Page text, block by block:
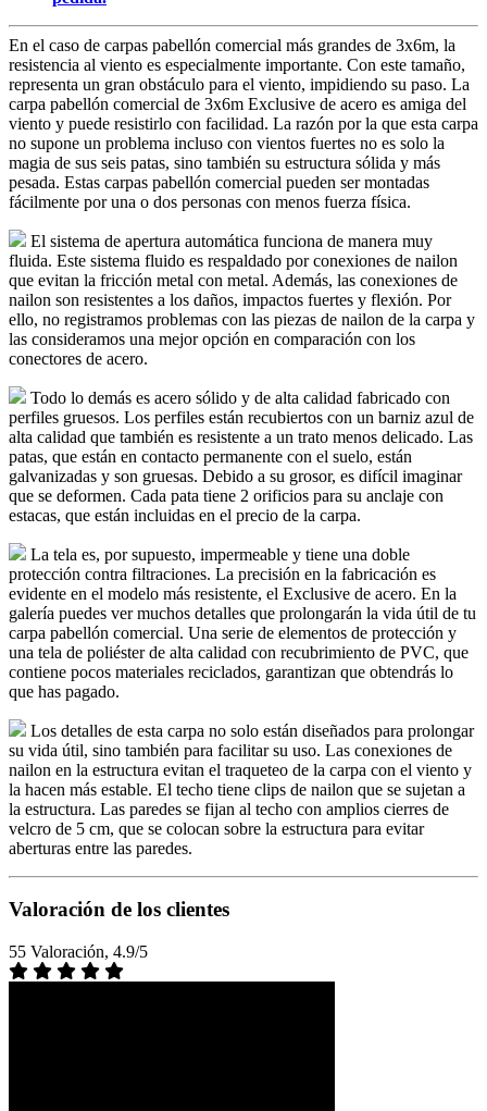
En el caso de carpas pabellón comercial más grandes de 3x6m, la
resistencia al viento es especialmente importante. Con este tamaño,
representa un gran obstáculo para el viento, impidiendo su paso. La
carpa pabellón comercial de 3x6m Exclusive de acero es amiga del
viento y puede resistirlo con facilidad. La razón por la que esta carpa
no supone un problema incluso con vientos fuertes no es solo la
magia de sus seis patas, sino también su estructura sólida y más
pesada. Estas carpas pabellón comercial pueden ser montadas
fácilmente por una o dos personas con menos fuerza física.
El sistema de apertura automática funciona de manera muy
fluida. Este sistema fluido es respaldado por conexiones de nailon
que evitan la fricción metal con metal. Además, las conexiones de
nailon son resistentes a los daños, impactos fuertes y flexión. Por
ello, no registramos problemas con las piezas de nailon de la carpa y
las consideramos una mejor opción en comparación con los
conectores de acero.
Todo lo demás es acero sólido y de alta calidad fabricado con
perfiles gruesos. Los perfiles están recubiertos con un barniz azul de
alta calidad que también es resistente a un trato menos delicado. Las
patas, que están en contacto permanente con el suelo, están
galvanizadas y son gruesas. Debido a su grosor, es difícil imaginar
que se deformen. Cada pata tiene 2 orificios para su anclaje con
estacas, que están incluidas en el precio de la carpa.
La tela es, por supuesto, impermeable y tiene una doble
protección contra filtraciones. La precisión en la fabricación es
evidente en el modelo más resistente, el Exclusive de acero. En la
galería puedes ver muchos detalles que prolongarán la vida útil de tu
carpa pabellón comercial. Una serie de elementos de protección y
una tela de poliéster de alta calidad con recubrimiento de PVC, que
contiene pocos materiales reciclados, garantizan que obtendrás lo
que has pagado.
Los detalles de esta carpa no solo están diseñados para prolongar
su vida útil, sino también para facilitar su uso. Las conexiones de
nailon en la estructura evitan el traqueteo de la carpa con el viento y
la hacen más estable. El techo tiene clips de nailon que se sujetan a
la estructura. Las paredes se fijan al techo con amplios cierres de
velcro de 5 cm, que se colocan sobre la estructura para evitar
aberturas entre las paredes.
Valoración de los clientes
55 Valoración, 4.9/5